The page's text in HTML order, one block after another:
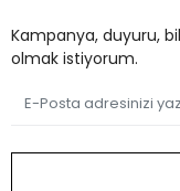
Kampanya, duyuru,
olmak istiyorum.